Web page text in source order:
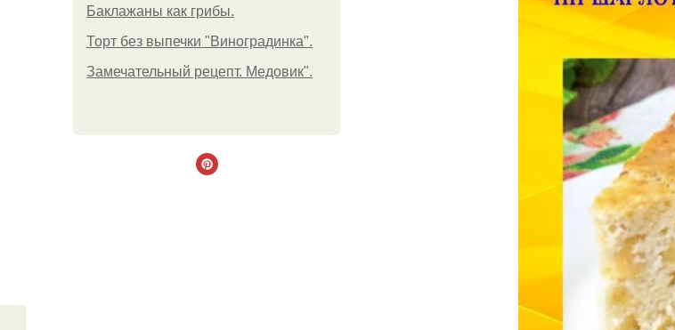
Баклажаны как грибы.
Торт без выпечки "Виноградинка".
Замечательный рецепт. Медовик".